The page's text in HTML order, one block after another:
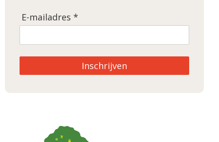
E-mailadres *
Inschrijven